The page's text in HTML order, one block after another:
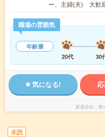
ー、主婦(夫) 大歓
職場の雰囲気
年齢層
20代
30
気になる!
派遣会社 株
未読